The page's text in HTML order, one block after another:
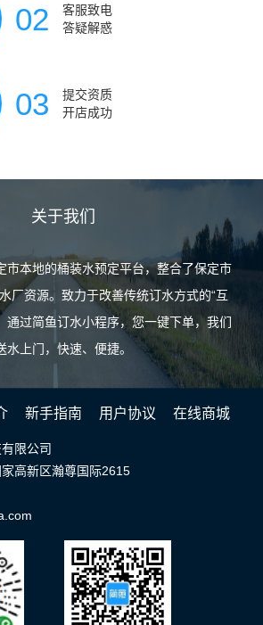
02
客服致电
答疑解惑
03
提交资质
开店成功
关于我们
市本地的桶装水预定平台，整合了保定市
厂资源。致力于改善传统订水方式的“互
通过简鱼订水小程序，您一键下单，我们
水上门，快速、便捷。
新手指南 用户协议 在线商城
限公司
高新区瀚尊国际2615